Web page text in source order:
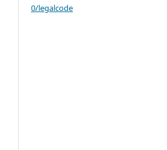
0/legalcode